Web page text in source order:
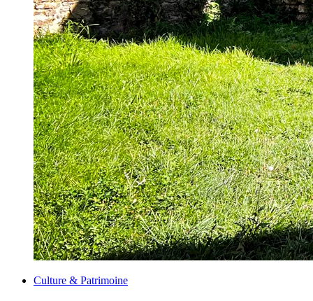
Culture & Patrimoine